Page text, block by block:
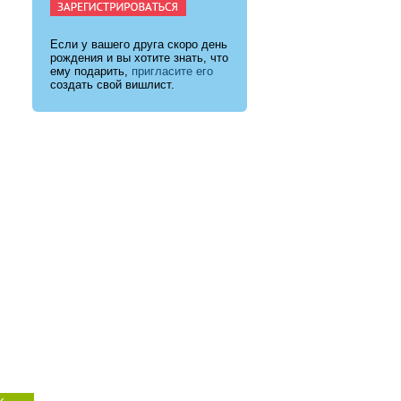
Если у вашего друга скоро день
рождения и вы хотите знать, что
ему подарить, пригласите его
создать свой вишлист.